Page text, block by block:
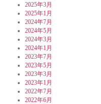
2025年3月
2025年1月
2024年7月
2024年5月
2024年3月
2024年1月
2023年7月
2023年5月
2023年3月
2023年1月
2022年7月
2022年6月